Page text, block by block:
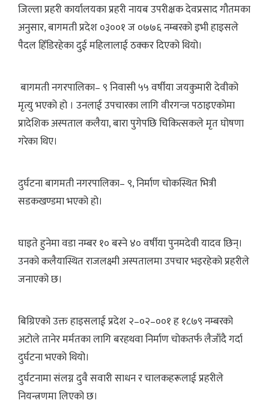
जिल्ला प्रहरी कार्यालयका प्रहरी नायब उपरीक्षक देवप्रसाद गौतमका
अनुसार, बागमती प्रदेश ०३००१ ज ०७७६ नम्बरको इभी हाइसले
पैदल हिँडिरहेका दुई महिलालाई ठक्कर दिएको थियो।
बागमती नगरपालिका– ९ निवासी ५५ वर्षीया जयकुमारी देवीको
मृत्यु भएको हो । उनलाई उपचारका लागि वीरगन्ज पठाइएकोमा
प्रादेशिक अस्पताल कलैया, बारा पुगेपछि चिकित्सकले मृत घोषणा
गरेका थिए।
दुर्घटना बागमती नगरपालिका– ९, निर्माण चोकस्थित भित्री
सडकखण्डमा भएको हो।
घाइते हुनेमा वडा नम्बर १० बस्ने ४० वर्षीया पुनमदेवी यादव छिन्।
उनको कलैयास्थित राजलक्ष्मी अस्पतालमा उपचार भइरहेको प्रहरीले
जनाएको छ।
बिग्रिएको उक्त हाइसलाई प्रदेश २–०२–००१ ह १८७९ नम्बरको
अटोले तानेर मर्मतका लागि बरहथवा निर्माण चोकतर्फ लैजाँदै गर्दा
दुर्घटना भएको थियो।
दुर्घटनामा संलग्न दुवै सवारी साधन र चालकहरूलाई प्रहरीले
नियन्त्रणमा लिएको छ।